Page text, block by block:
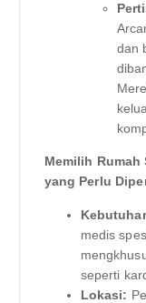
dan
Memilih
yang Perlu
medis
seperti
Lokasi: